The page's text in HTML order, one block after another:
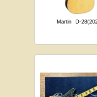
Martin D-